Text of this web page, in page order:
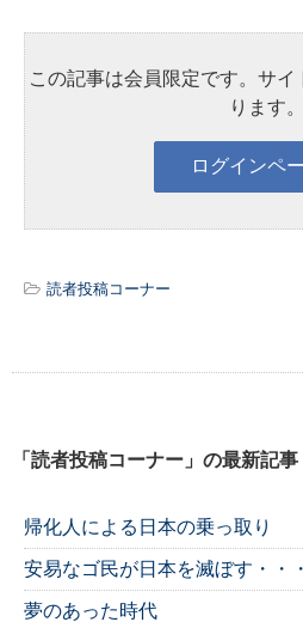
この記事は会員限定です。サ
ります。
読者投稿コーナー
「読者投稿コーナー」の最新記事
帰化人による日本の乗っ取り
安易なゴ民が日本を滅ぼす・・
夢のあった時代